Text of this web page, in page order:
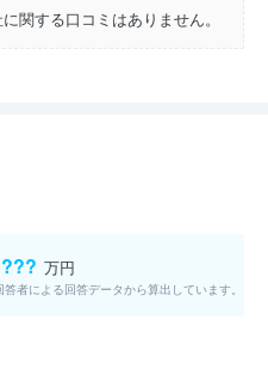
関する口コミはありません。
??? 万円
者による回答データから算出しています。